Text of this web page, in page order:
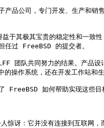
公司，专门开发、生产和销
其极其宝贵的稳定性和一致
任过 FreeBSD 的提交者。
团队共同努力的结果。产品
操作系统，还在开发工作站和生
FreeBSD 如何帮助实现这些目
惊讶：它并没有连接到互联